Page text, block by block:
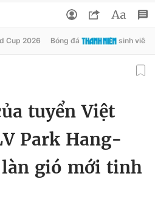
Tin 24h
Cup 2026 Bóng đá sinh viên
tuyển Việt
Park Hang-
làn gió mới tinh